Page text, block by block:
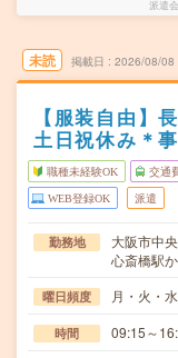
派遣
未読 掲載日 2026/08/08
【服装自由】
土日祝休み＊
職種未経験OK 交通
WEB登録OK 派遣
勤務地
大阪市中
心斎橋駅
曜日頻度 月・火・
時間 09:15～